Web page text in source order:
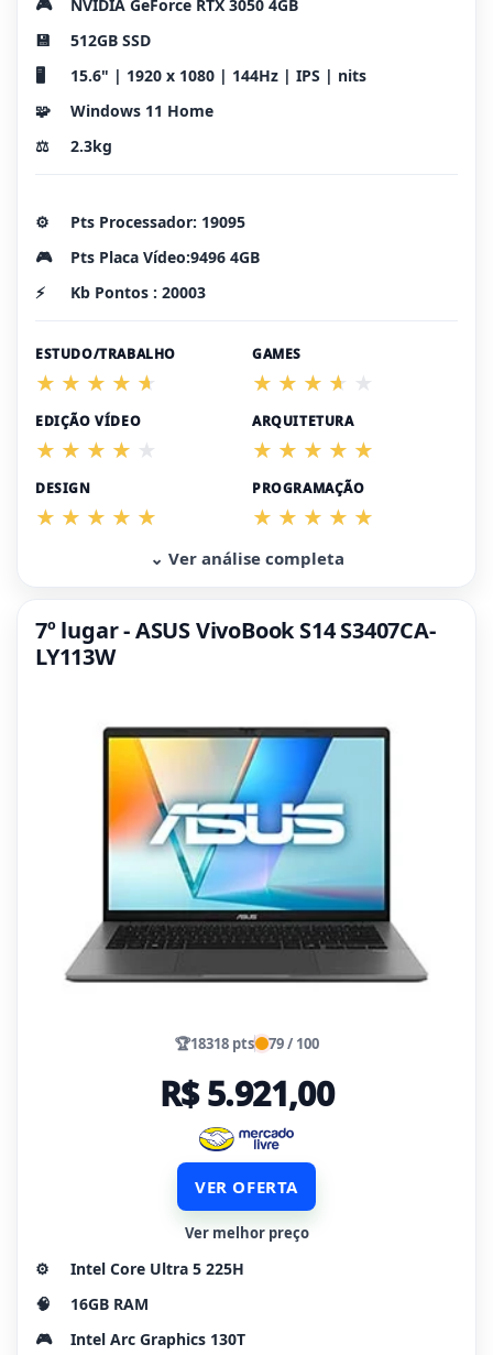
🎮
NVIDIA GeForce RTX 3050 4GB
💾
512GB SSD
🖥️
15.6" | 1920 x 1080 | 144Hz | IPS | nits
🧩
Windows 11 Home
⚖️
2.3kg
⚙️
Pts Processador: 19095
🎮
Pts Placa Vídeo:9496 4GB
⚡
Kb Pontos : 20003
ESTUDO/TRABALHO GAMES
EDIÇÃO VÍDEO ARQUITETURA
DESIGN PROGRAMAÇÃO
⌄ Ver análise completa
7º lugar - ASUS VivoBook S14 S3407CA-
LY113W
🏆18318 pts 79 / 100
R$ 5.921,00
VER OFERTA
Ver melhor preço
⚙️
Intel Core Ultra 5 225H
🧠
16GB RAM
🎮
Intel Arc Graphics 130T